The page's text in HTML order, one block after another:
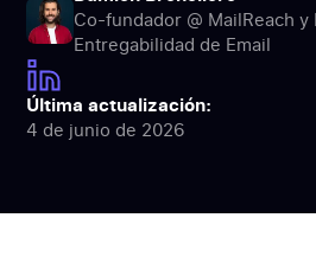
Evita los filtros de spam y llega
bandeja de entrada. Empieza a
ahora.
Co-fundador @ MailReach y
Entregabilidad de Email
Última actualización:
4 de junio de 2026